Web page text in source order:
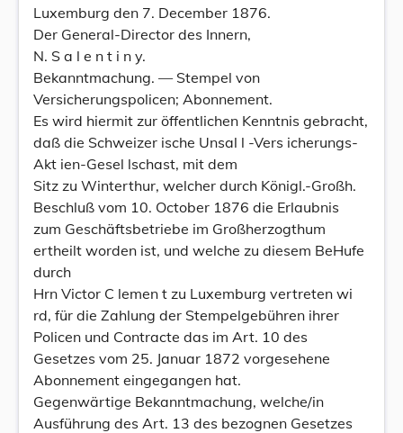
Luxemburg den 7. December 1876.
Der General-Director des Innern,
N. S a l e n t i n y.
Bekanntmachung. — Stempel von
Versicherungspolicen; Abonnement.
Es wird hiermit zur öffentlichen Kenntnis gebracht,
daß die Schweizer ische Unsal l -Vers icherungs-
Akt ien-Gesel lschast, mit dem
Sitz zu Winterthur, welcher durch Königl.-Großh.
Beschluß vom 10. October 1876 die Erlaubnis
zum Geschäftsbetriebe im Großherzogthum
ertheilt worden ist, und welche zu diesem BeHufe
durch
Hrn Victor C lemen t zu Luxemburg vertreten wi
rd, für die Zahlung der Stempelgebühren ihrer
Policen und Contracte das im Art. 10 des
Gesetzes vom 25. Januar 1872 vorgesehene
Abonnement eingegangen hat.
Gegenwärtige Bekanntmachung, welche/in
Ausführung des Art. 13 des bezognen Gesetzes